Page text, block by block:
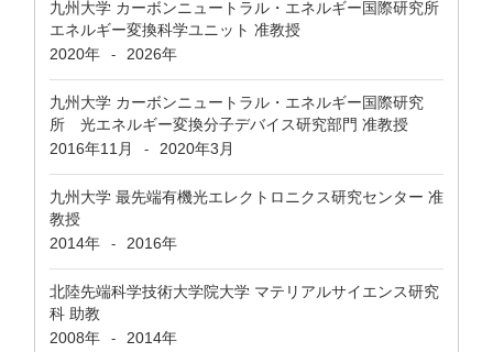
九州大学 カーボンニュートラル・エネルギー国際研究所
エネルギー変換科学ユニット 准教授
2020年
- 2026年
九州大学 カーボンニュートラル・エネルギー国際研究
所 光エネルギー変換分子デバイス研究部門 准教授
2016年11月
- 2020年3月
九州大学 最先端有機光エレクトロニクス研究センター 准
教授
2014年
- 2016年
北陸先端科学技術大学院大学 マテリアルサイエンス研究
科 助教
2008年
- 2014年